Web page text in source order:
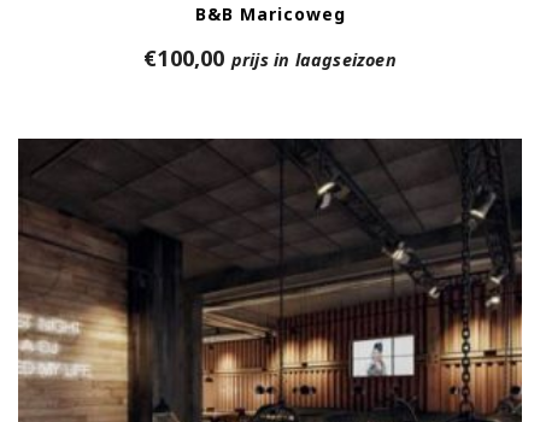
B&B Maricoweg
€100,00 prijs in laagseizoen